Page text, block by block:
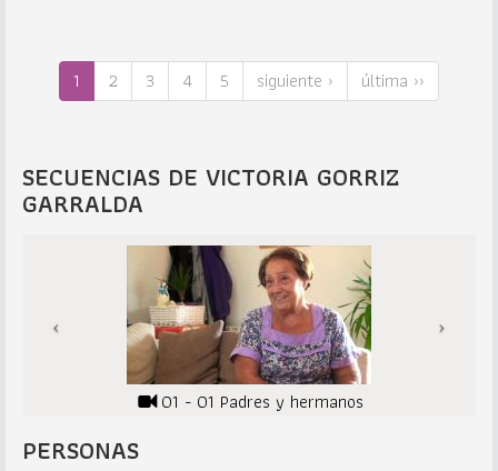
1 2 3 4 5 siguiente › última ››
SECUENCIAS DE VICTORIA GORRIZ
GARRALDA
01 - 01 Padres y hermanos
PERSONAS